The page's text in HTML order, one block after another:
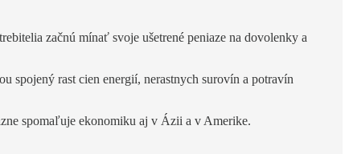
začnú mínať svoje ušetrené peniaze na dovolenky a
spojený rast cien energií, nerastnych surovín a potravín
spomaľuje ekonomiku aj v Ázii a v Amerike.